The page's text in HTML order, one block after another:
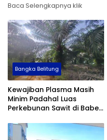
Baca Selengkapnya klik
Bangka Belitung
Kewajiban Plasma Masih
Minim Padahal Luas
Perkebunan Sawit di Babel